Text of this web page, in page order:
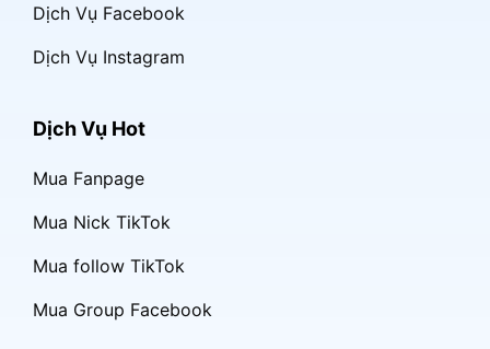
Dịch Vụ Facebook
Dịch Vụ Instagram
Dịch Vụ Hot
Mua Fanpage
Mua Nick TikTok
Mua follow TikTok
Mua Group Facebook